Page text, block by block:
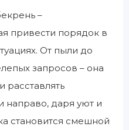
–
привести порядок в
От пыли до
запросов – она
расставлять
направо, даря уют и
становится смешной